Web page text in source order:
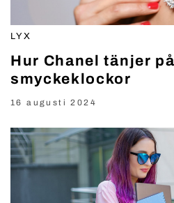
LYX
Hur Chanel tänjer
smyckeklockor
16 augusti 2024